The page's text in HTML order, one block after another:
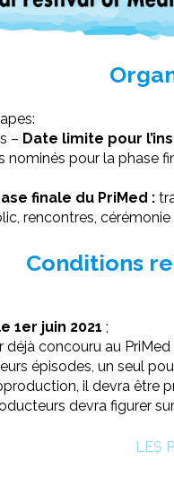
– Date limite pour
nominés pour la phase
finale du PriMed :
rencontres,
Conditions
1er juin 2021 ;
concouru au PriMed
épisodes, un seul
il devra être
devra figurer
LES